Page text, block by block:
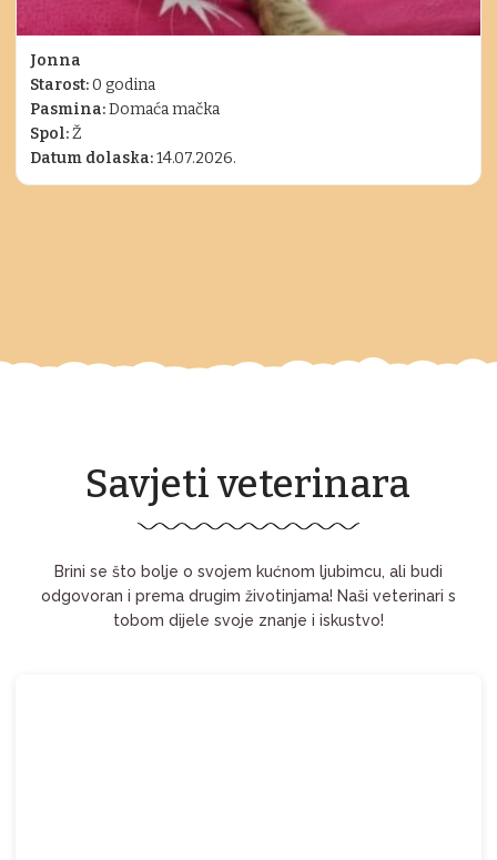
Jonna
Starost:0 godina
Pasmina:Domaća mačka
Spol:Ž
Datum dolaska:14.07.2026.
Savjeti veterinara
Brini se što bolje o svojem kućnom ljubimcu, ali budi
odgovoran i prema drugim životinjama! Naši veterinari s
tobom dijele svoje znanje i iskustvo!